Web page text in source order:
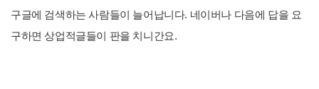
구글에 검색하는 사람들이 늘어납니다. 네이버나 다음에 답을 요
구하면 상업적글들이 판을 치니간요.